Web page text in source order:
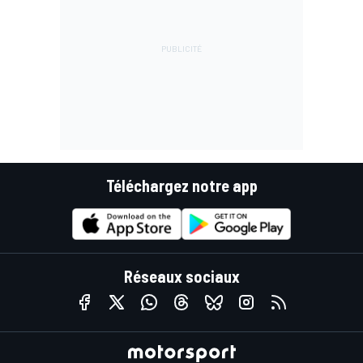
Téléchargez notre app
Réseaux sociaux